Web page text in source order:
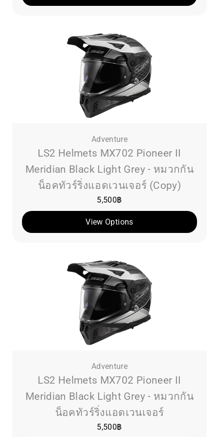
Adventure
LS2 Helmets MX702 Pioneer II
Meridian Black Light Grey - หมวกกัน
น็อคทัวร์ริ่งแอดเวนเจอร์ (Copy)
5,500฿
View Options
Adventure
LS2 Helmets MX702 Pioneer II
Meridian Black Light Grey - หมวกกัน
น็อคทัวร์ริ่งแอดเวนเจอร์
5,500฿